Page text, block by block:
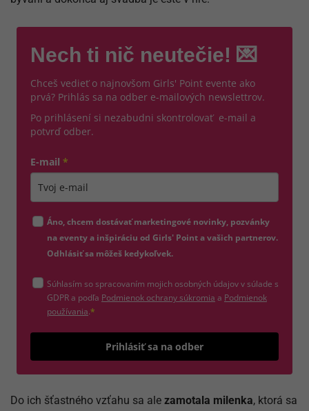
Nech ti nič neutečie! 💌
Chceš vedieť o najnovšom Girls' Point evente ako
prvá? Prihlás sa na odber e-mailových newslettrov.
Po prihlásení si nezabudni skontrolovať e-mail a
potvrď odber.
E-mail *
Áno, chcem dostávať marketingové novinky, pozvánky
na eventy a inšpiráciu od Girls' Point a vašich partnerov.
Odhlásiť sa môžeš kedykoľvek.
Súhlasím so spracovaním mojich osobných údajov v súlade s
GDPR a podľa Podmienok ochrany súkromia (otvorí sa v novom okne)
a Podmienok
používania(otvorí sa v novom okne)
.*
Prihlásiť sa na odber
Do ich šťastného vzťahu sa ale zamotala milenka, ktorá sa